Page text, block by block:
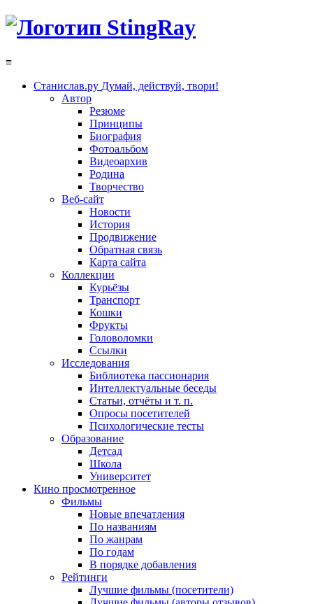
≡
Станислав.ру Думай, действуй, твори!
Автор
Резюме
Принципы
Биография
Фотоальбом
Видеоархив
Родина
Творчество
Веб-сайт
Новости
История
Продвижение
Обратная связь
Карта сайта
Коллекции
Курьёзы
Транспорт
Кошки
Фрукты
Головоломки
Ссылки
Исследования
Библиотека пассионария
Интеллектуальные беседы
Статьи, отчёты и т. п.
Опросы посетителей
Психологические тесты
Образование
Детсад
Школа
Университет
Кино просмотренное
Фильмы
Новые впечатления
По названиям
По жанрам
По годам
В порядке добавления
Рейтинги
Лучшие фильмы (посетители)